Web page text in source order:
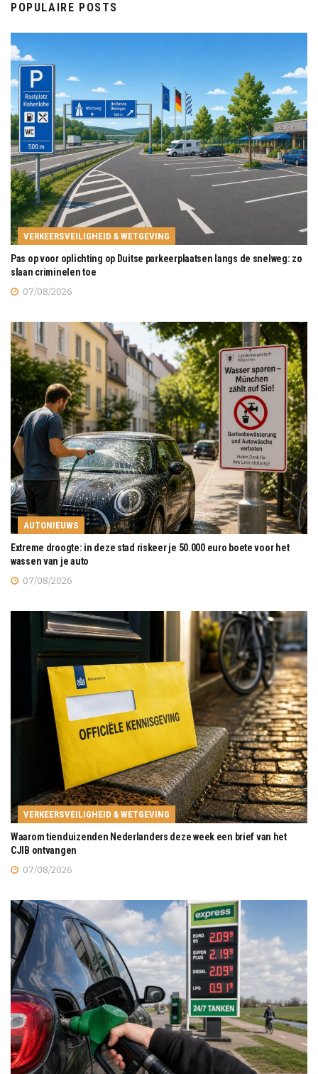
POPULAIRE POSTS
VERKEERSVEILIGHEID & WETGEVING
Pas op voor oplichting op Duitse parkeerplaatsen langs de snelweg: zo
slaan criminelen toe
07/08/2026
AUTONIEUWS
Extreme droogte: in deze stad riskeer je 50.000 euro boete voor het
wassen van je auto
07/08/2026
VERKEERSVEILIGHEID & WETGEVING
Waarom tienduizenden Nederlanders deze week een brief van het
CJIB ontvangen
07/08/2026